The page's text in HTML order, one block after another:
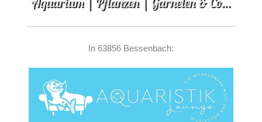
In 63856 Bessenbach: